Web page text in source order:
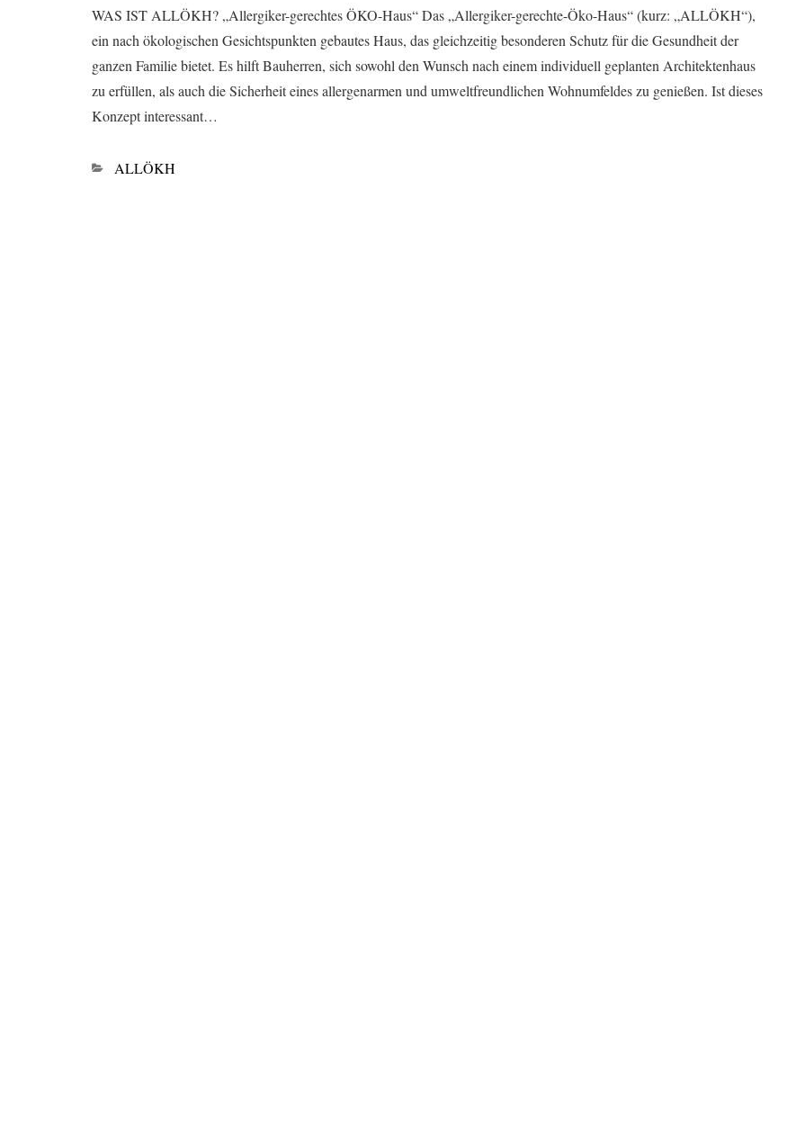
WAS IST ALLÖKH? „Allergiker-gerechtes ÖKO-Haus“ Das „Allergiker-gerechte-Öko-Haus“ (kurz: „ALLÖKH“),
ein nach ökologischen Gesichtspunkten gebautes Haus, das gleichzeitig besonderen Schutz für die Gesundheit der
ganzen Familie bietet. Es hilft Bauherren, sich sowohl den Wunsch nach einem individuell geplanten Architektenhaus
zu erfüllen, als auch die Sicherheit eines allergenarmen und umweltfreundlichen Wohnumfeldes zu genießen. Ist dieses
Konzept interessant…
Kategorien
ALLÖKH